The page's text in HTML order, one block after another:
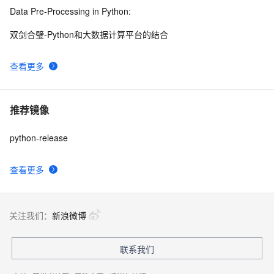
查看更多
Data Pre-Processing in Python:
双剑合璧-Python和大数据计算平台的结合
推荐镜像
查看更多
python-release
关注我们： 新浪微博
联系我们